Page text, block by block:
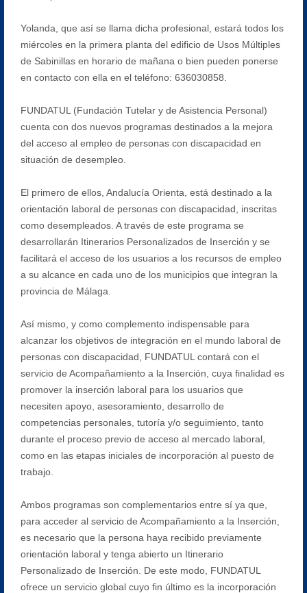
Yolanda, que así se llama dicha profesional, estará todos los
miércoles en la primera planta del edificio de Usos Múltiples
de Sabinillas en horario de mañana o bien pueden ponerse
en contacto con ella en el teléfono: 636030858.
FUNDATUL (Fundación Tutelar y de Asistencia Personal)
cuenta con dos nuevos programas destinados a la mejora
del acceso al empleo de personas con discapacidad en
situación de desempleo.
El primero de ellos, Andalucía Orienta, está destinado a la
orientación laboral de personas con discapacidad, inscritas
como desempleados. A través de este programa se
desarrollarán Itinerarios Personalizados de Inserción y se
facilitará el acceso de los usuarios a los recursos de empleo
a su alcance en cada uno de los municipios que integran la
provincia de Málaga.
Así mismo, y como complemento indispensable para
alcanzar los objetivos de integración en el mundo laboral de
personas con discapacidad, FUNDATUL contará con el
servicio de Acompañamiento a la Inserción, cuya finalidad es
promover la inserción laboral para los usuarios que
necesiten apoyo, asesoramiento, desarrollo de
competencias personales, tutoría y/o seguimiento, tanto
durante el proceso previo de acceso al mercado laboral,
como en las etapas iniciales de incorporación al puesto de
trabajo.
Ambos programas son complementarios entre sí ya que,
para acceder al servicio de Acompañamiento a la Inserción,
es necesario que la persona haya recibido previamente
orientación laboral y tenga abierto un Itinerario
Personalizado de Inserción. De este modo, FUNDATUL
ofrece un servicio global cuyo fin último es la incorporación